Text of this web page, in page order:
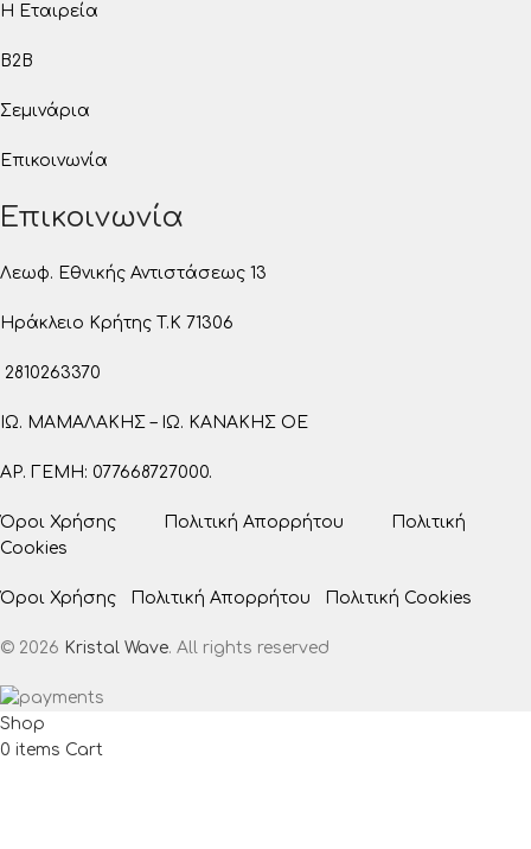
Η Εταιρεία
B2B
Σεμινάρια
Επικοινωνία
Επικοινωνία
Λεωφ. Εθνικής Αντιστάσεως 13
Ηράκλειο Κρήτης T.K 71306
2810263370
ΙΩ. ΜΑΜΑΛΑΚΗΣ – ΙΩ. ΚΑΝΑΚΗΣ ΟΕ
ΑΡ. ΓΕΜΗ: 077668727000.
Όροι Χρήσης Πολιτική Απορρήτου Πολιτική
Cookies
Όροι Χρήσης Πολιτική Απορρήτου Πολιτική Cookies
© 2026 Kristal Wave. All rights reserved
Shop
0 items Cart